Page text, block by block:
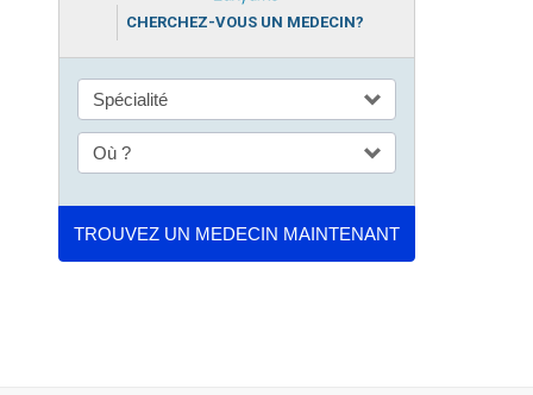
CHERCHEZ-VOUS UN MEDECIN?